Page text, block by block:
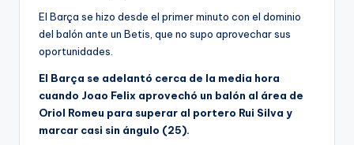
El Barça se hizo desde el primer minuto con el dominio
del balón ante un Betis, que no supo aprovechar sus
oportunidades.
El Barça se adelantó cerca de la media hora
cuando Joao Felix aprovechó un balón al área de
Oriol Romeu para superar al portero Rui Silva y
marcar casi sin ángulo (25).